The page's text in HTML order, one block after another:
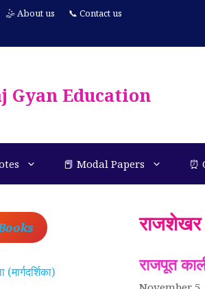
🤹 About us 📞 Contact us
Gyan Education
📕 Modal Papers ⏰
राजशेखर
राजपूत